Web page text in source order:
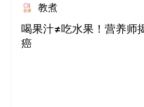
教煮
喝果汁≠吃水果！营养
癌